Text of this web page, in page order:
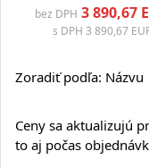
bez DPH 3 890,67
s DPH 3 890,67
Zoradiť podľa: Názvu
Ceny sa aktualizujú
to aj počas